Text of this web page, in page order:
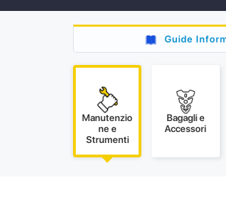
Guide
Manutenzio
ne e
Strumenti
Bagagli e
Accessori